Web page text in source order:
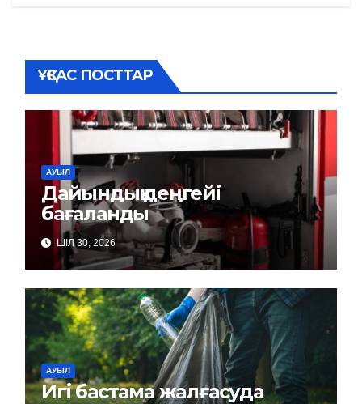
ҰҚСАС ПОСТТАР
АУЫЛ
Дайындық деңгейі
бағаланды
ШІЛ 30, 2026
АУЫЛ
Игі бастама жалғасуда